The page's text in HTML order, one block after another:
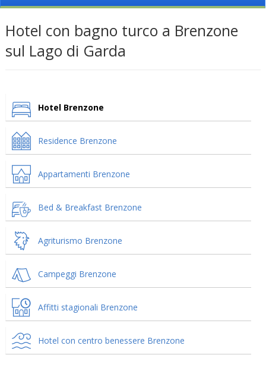
Hotel con bagno turco a Brenzone
sul Lago di Garda
Hotel Brenzone
Residence Brenzone
Appartamenti Brenzone
Bed & Breakfast Brenzone
Agriturismo Brenzone
Campeggi Brenzone
Affitti stagionali Brenzone
Hotel con centro benessere Brenzone